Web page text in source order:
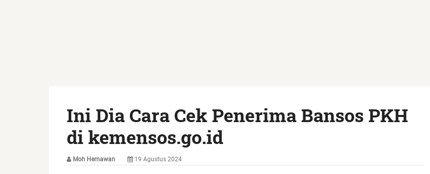
Ini Dia Cara Cek Penerima Bansos PKH
di kemensos.go.id
Moh Hernawan 19 Agustus 2024